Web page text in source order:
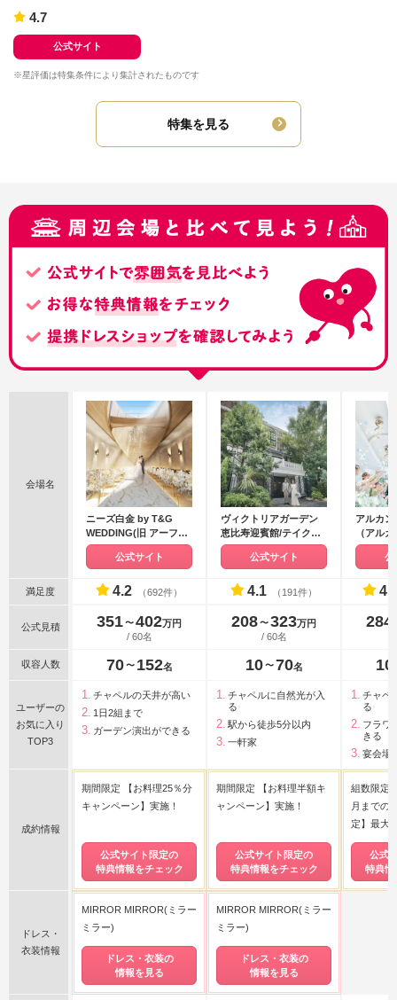
4.7
公式サイト
※星評価は特集条件により集計されたものです
特集を見る
会場名
ニーズ白金 by T&G
WEDDING(旧 アーフェ
リーク白金)
公式サイト
ヴィクトリアガーデン
恵比寿迎賓館/テイクア
ンドギヴ・ニーズウェ
ディング公式サイト
アルカ
（アル
ープ）
公
満足度 4.2 （692件） 4.1 （191件）
公式見積 351〜402万円
/ 60名
208〜323万円
/ 60名
284
収容人数 70 〜 152名 10 〜 70名 10
ユーザーの
お気に入り
TOP3
チャペルの天井が高い
1日2組まで
ガーデン演出ができる
チャペルに自然光が入
る
駅から徒歩5分以内
一軒家
チャペ
る
フラワ
きる
宴会場
成約情報
期間限定 【お料理25％分
キャンペーン】実施！
公式サイト限定の
特典情報をチェック
期間限定 【お料理半額キ
ャンペーン】実施！
公式サイト限定の
特典情報をチェック
組数限定
月までの
定】最大
公式
特典情
ドレス・
衣装情報
MIRROR MIRROR(ミラー
ミラー)
ドレス・衣装の
情報を見る
MIRROR MIRROR(ミラー
ミラー)
ドレス・衣装の
情報を見る